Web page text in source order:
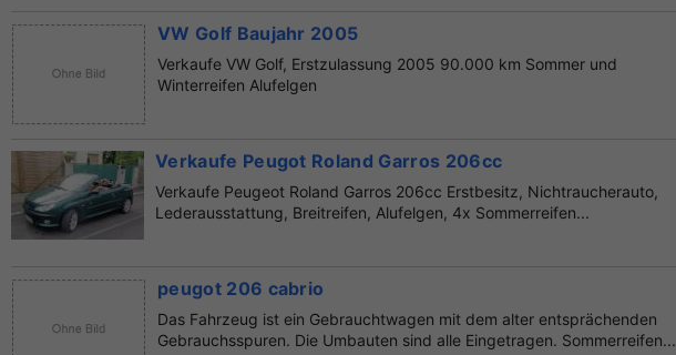
VW Golf Baujahr 2005
Verkaufe VW Golf, Erstzulassung 2005 90.000 km Sommer und
Winterreifen Alufelgen
Verkaufe Peugot Roland Garros 206cc
Verkaufe Peugeot Roland Garros 206cc Erstbesitz, Nichtraucherauto,
Lederausstattung, Breitreifen, Alufelgen, 4x Sommerreifen...
peugot 206 cabrio
Das Fahrzeug ist ein Gebrauchtwagen mit dem alter entsprächenden
Gebrauchsspuren. Die Umbauten sind alle Eingetragen. Sommerreifen...